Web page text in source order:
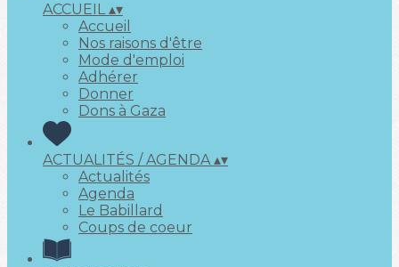
ACCUEIL▴▾
Accueil
Nos raisons d'être
Mode d'emploi
Adhérer
Donner
Dons à Gaza
ACTUALITÉS / AGENDA▴▾
Actualités
Agenda
Le Babillard
Coups de coeur